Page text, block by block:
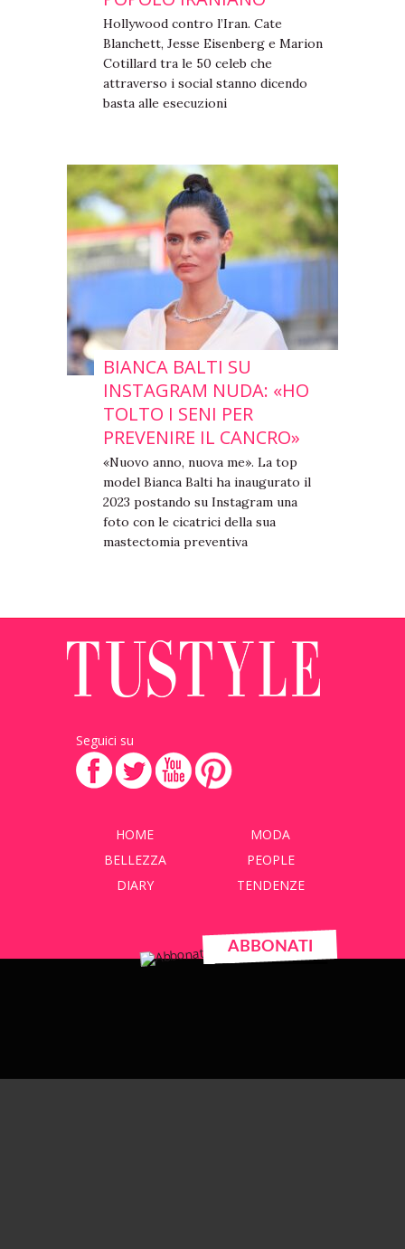
Hollywood contro l’Iran. Cate
Blanchett, Jesse Eisenberg e Marion
Cotillard tra le 50 celeb che
attraverso i social stanno dicendo
basta alle esecuzioni
BIANCA BALTI SU
INSTAGRAM NUDA: «HO
TOLTO I SENI PER
PREVENIRE IL CANCRO»
«Nuovo anno, nuova me». La top
model Bianca Balti ha inaugurato il
2023 postando su Instagram una
foto con le cicatrici della sua
mastectomia preventiva
Seguici su
HOME
MODA
BELLEZZA
PEOPLE
DIARY
TENDENZE
ABBONATI